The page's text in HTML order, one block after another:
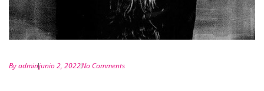
Byadminjunio 2, 2022No Comments